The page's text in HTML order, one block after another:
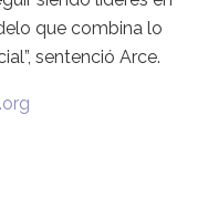
que combina lo
sentenció Arce.